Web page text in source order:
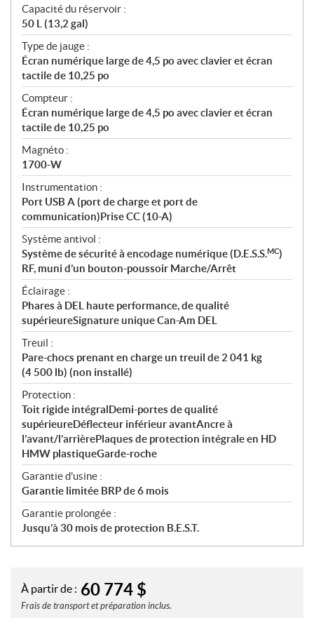
Capacité du réservoir :
50 L (13,2 gal)
Type de jauge :
Écran numérique large de 4,5 po avec clavier et écran
tactile de 10,25 po
Compteur :
Écran numérique large de 4,5 po avec clavier et écran
tactile de 10,25 po
Magnéto :
1700-W
Instrumentation :
Port USB A (port de charge et port de
communication)Prise CC (10-A)
Système antivol :
Système de sécurité à encodage numérique (D.E.S.S.MC)
RF, muni d’un bouton-poussoir Marche/Arrêt
Éclairage :
Phares à DEL haute performance, de qualité
supérieureSignature unique Can-Am DEL
Treuil :
Pare-chocs prenant en charge un treuil de 2 041 kg
(4 500 lb) (non installé)
Protection :
Toit rigide intégralDemi-portes de qualité
supérieureDéflecteur inférieur avantAncre à
l’avant/l’arrièrePlaques de protection intégrale en HD
HMW plastiqueGarde-roche
Garantie d'usine :
Garantie limitée BRP de 6 mois
Garantie prolongée :
Jusqu’à 30 mois de protection B.E.S.T.
À partir de : 60 774 $
Frais de transport et préparation inclus.